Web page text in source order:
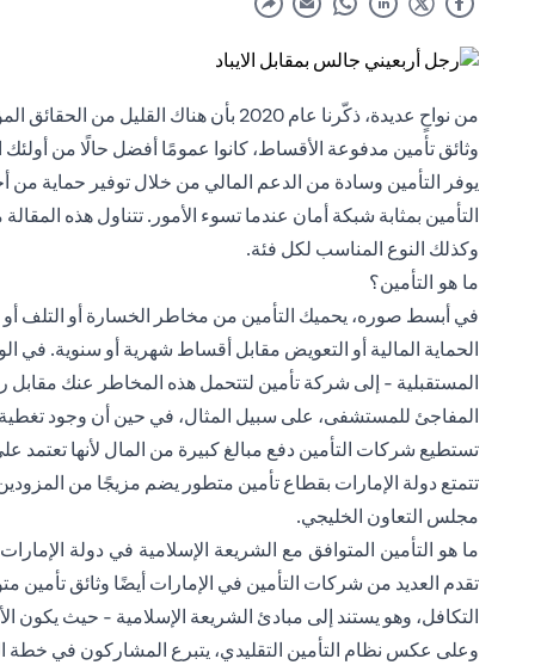
من نواحٍ عديدة، ذكّرنا عام 2020 بأن هناك
وثائق تأمين مدفوعة الأقساط، كانوا عمومًا أفضل حالًا من أولئك
يوفر التأمين وسادة من الدعم المالي من خلال توفير حماية من
التأمين بمثابة شبكة أمان عندما تسوء الأمور. تتناول هذه
وكذلك النوع المناسب لكل فئة.
ما هو التأمين؟
في أبسط صوره، يحميك التأمين من مخاطر الخسارة أو التلف
الحماية المالية أو التعويض مقابل أقساط شهرية أو سنوية. في
المستقبلية - إلى شركة تأمين لتتحمل هذه المخاطر عنك
المفاجئ للمستشفى، على سبيل المثال، في حين أن وجود
تستطيع شركات التأمين دفع مبالغ كبيرة من المال لأنها تعتمد
تتمتع دولة الإمارات بقطاع تأمين متطور يضم مزيجًا من
مجلس التعاون الخليجي.
ما هو التأمين المتوافق مع الشريعة الإسلامية في دولة
تقدم العديد من شركات التأمين في الإمارات أيضًا وثائق تأمين
التكافل، وهو يستند إلى مبادئ الشريعة الإسلامية - حيث يكون
وعلى عكس نظام التأمين التقليدي، يتبرع المشاركون في خطة